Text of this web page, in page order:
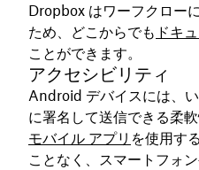
Dropbox はワーフクロー
ため、どこからでも ドキ
ことができます。
アクセシビリティ
Android デバイスには、
に署名して送信できる柔
モバイル アプリ を使用す
ことなく、スマートフォ